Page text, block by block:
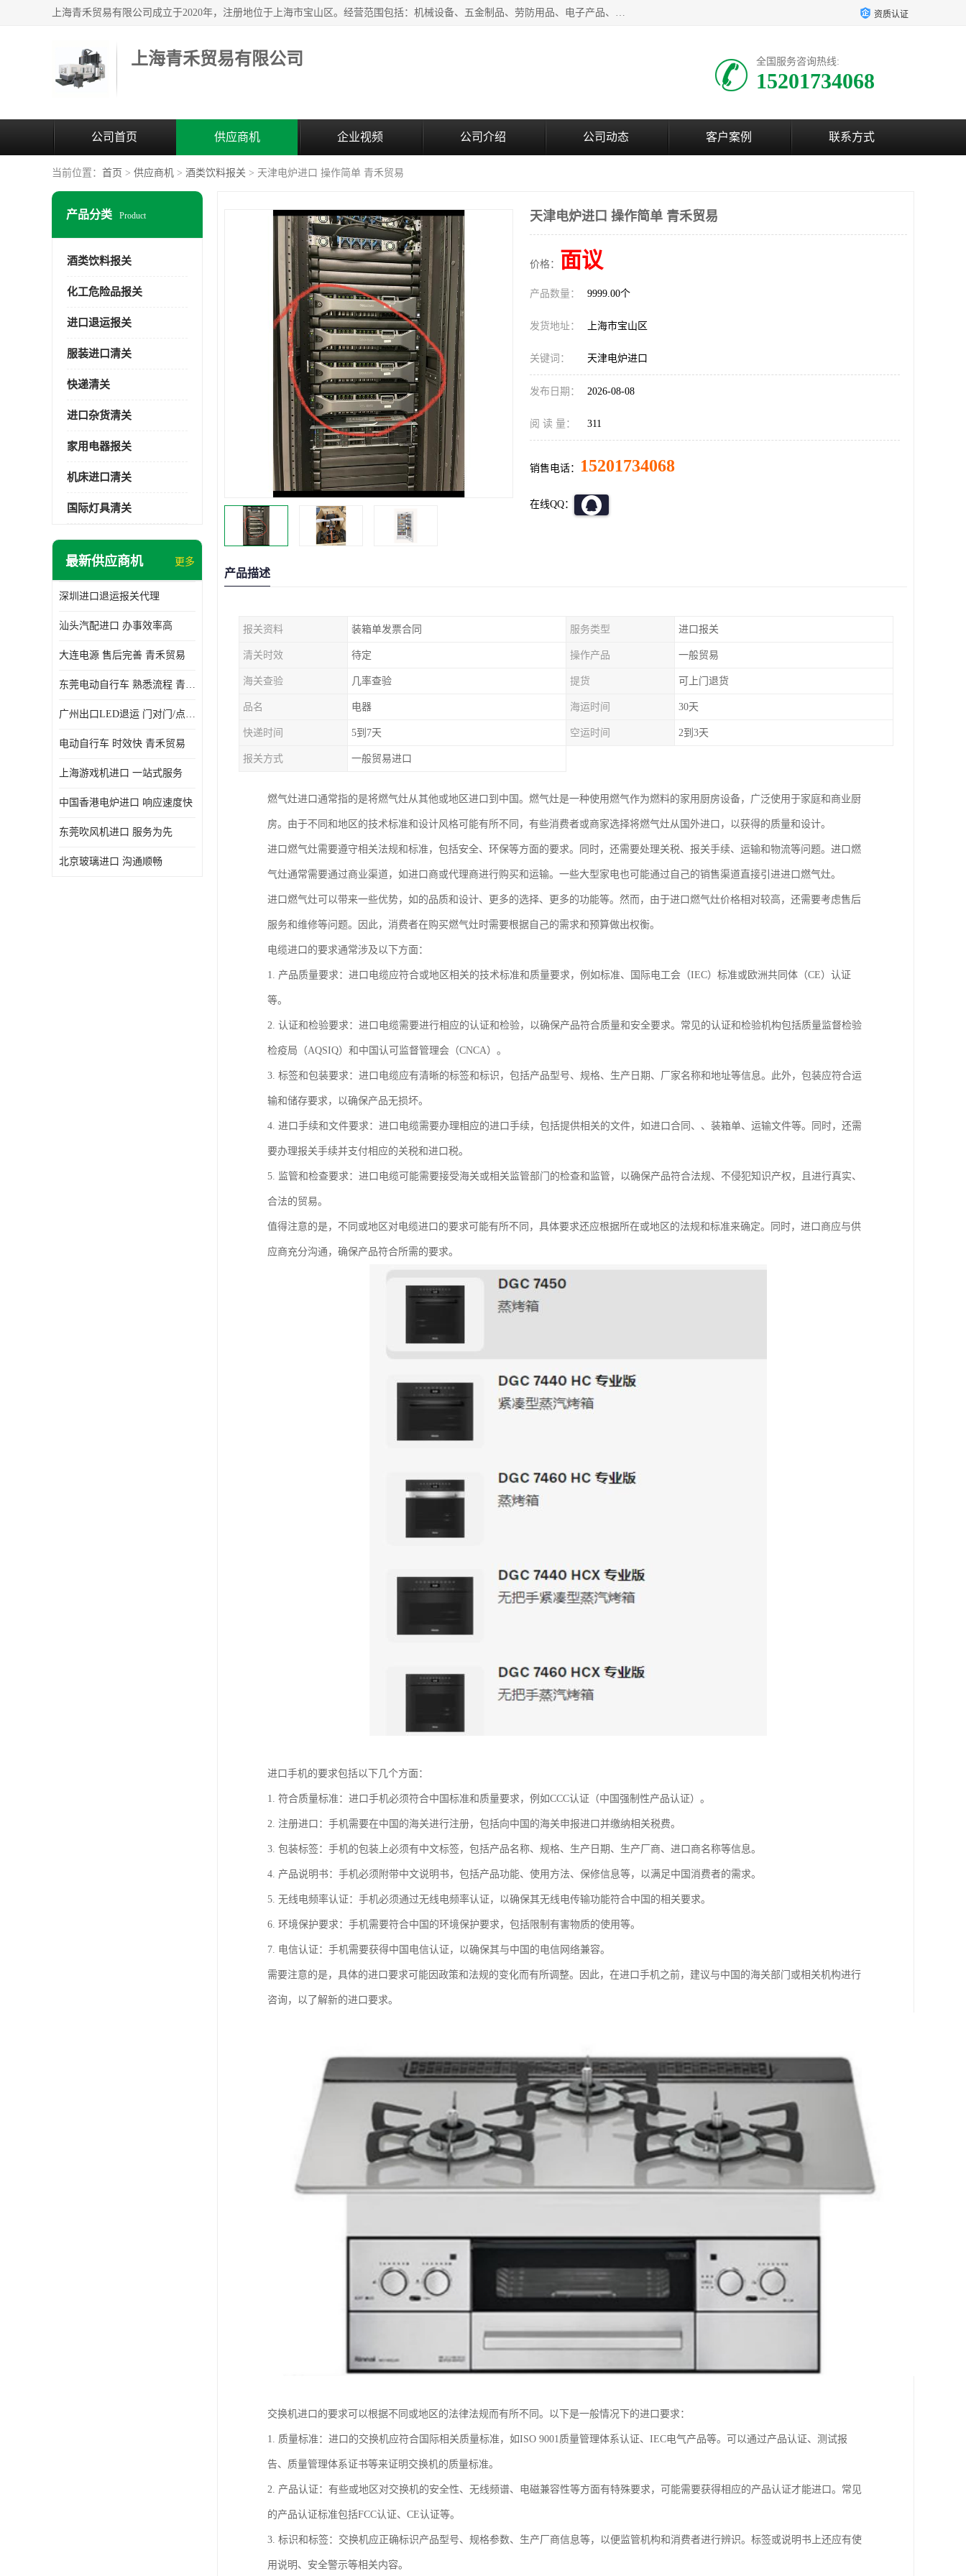
上海青禾贸易有限公司成立于2020年，注册地位于上海市宝山区。经营范围包括：机械设备、五金制品、劳防用品、电子产品、塑胶制品、家具、模具、纺织品、仪器仪表、建筑材料、装饰材料、化工产品、金属制品、机车配件等货物进出口报关、清关服务。 资质认证
上海青禾贸易有限公司 全国服务咨询热线:
15201734068
公司首页 供应商机 企业视频 公司介绍 公司动态 客户案例 联系方式
当前位置： 首页 > 供应商机 > 酒类饮料报关 > 天津电炉进口 操作简单 青禾贸易
产品分类 Product
酒类饮料报关
化工危险品报关
进口退运报关
服装进口清关
快递清关
进口杂货清关
家用电器报关
机床进口清关
国际灯具清关
最新供应商机 更多
深圳进口退运报关代理
汕头汽配进口 办事效率高
大连电源 售后完善 青禾贸易
东莞电动自行车 熟悉流程 青禾贸易
广州出口LED退运 门对门/点对点
电动自行车 时效快 青禾贸易
上海游戏机进口 一站式服务
中国香港电炉进口 响应速度快
东莞吹风机进口 服务为先
北京玻璃进口 沟通顺畅
天津电炉进口 操作简单 青禾贸易
价格： 面议
产品数量： 9999.00个
发货地址： 上海市宝山区
关键词： 天津电炉进口
发布日期： 2026-08-08
阅 读 量： 311
销售电话： 15201734068
在线QQ：
产品描述
报关资料 装箱单发票合同 服务类型 进口报关
清关时效 待定 操作产品 一般贸易
海关查验 几率查验 提货 可上门退货
品名 电器 海运时间 30天
快递时间 5到7天 空运时间 2到3天
报关方式 一般贸易进口
燃气灶进口通常指的是将燃气灶从其他或地区进口到中国。燃气灶是一种使用燃气作为燃料的家用厨房设备，广泛使用于家庭和商业厨
房。由于不同和地区的技术标准和设计风格可能有所不同，有些消费者或商家选择将燃气灶从国外进口，以获得的质量和设计。
进口燃气灶需要遵守相关法规和标准，包括安全、环保等方面的要求。同时，还需要处理关税、报关手续、运输和物流等问题。进口燃
气灶通常需要通过商业渠道，如进口商或代理商进行购买和运输。一些大型家电也可能通过自己的销售渠道直接引进进口燃气灶。
进口燃气灶可以带来一些优势，如的品质和设计、更多的选择、更多的功能等。然而，由于进口燃气灶价格相对较高，还需要考虑售后
服务和维修等问题。因此，消费者在购买燃气灶时需要根据自己的需求和预算做出权衡。
电缆进口的要求通常涉及以下方面：
1. 产品质量要求：进口电缆应符合或地区相关的技术标准和质量要求，例如标准、国际电工会（IEC）标准或欧洲共同体（CE）认证
等。
2. 认证和检验要求：进口电缆需要进行相应的认证和检验，以确保产品符合质量和安全要求。常见的认证和检验机构包括质量监督检验
检疫局（AQSIQ）和中国认可监督管理会（CNCA）。
3. 标签和包装要求：进口电缆应有清晰的标签和标识，包括产品型号、规格、生产日期、厂家名称和地址等信息。此外，包装应符合运
输和储存要求，以确保产品无损坏。
4. 进口手续和文件要求：进口电缆需要办理相应的进口手续，包括提供相关的文件，如进口合同、、装箱单、运输文件等。同时，还需
要办理报关手续并支付相应的关税和进口税。
5. 监管和检查要求：进口电缆可能需要接受海关或相关监管部门的检查和监管，以确保产品符合法规、不侵犯知识产权，且进行真实、
合法的贸易。
值得注意的是，不同或地区对电缆进口的要求可能有所不同，具体要求还应根据所在或地区的法规和标准来确定。同时，进口商应与供
应商充分沟通，确保产品符合所需的要求。
进口手机的要求包括以下几个方面：
1. 符合质量标准：进口手机必须符合中国标准和质量要求，例如CCC认证（中国强制性产品认证）。
2. 注册进口：手机需要在中国的海关进行注册，包括向中国的海关申报进口并缴纳相关税费。
3. 包装标签：手机的包装上必须有中文标签，包括产品名称、规格、生产日期、生产厂商、进口商名称等信息。
4. 产品说明书：手机必须附带中文说明书，包括产品功能、使用方法、保修信息等，以满足中国消费者的需求。
5. 无线电频率认证：手机必须通过无线电频率认证，以确保其无线电传输功能符合中国的相关要求。
6. 环境保护要求：手机需要符合中国的环境保护要求，包括限制有害物质的使用等。
7. 电信认证：手机需要获得中国电信认证，以确保其与中国的电信网络兼容。
需要注意的是，具体的进口要求可能因政策和法规的变化而有所调整。因此，在进口手机之前，建议与中国的海关部门或相关机构进行
咨询，以了解新的进口要求。
交换机进口的要求可以根据不同或地区的法律法规而有所不同。以下是一般情况下的进口要求：
1. 质量标准：进口的交换机应符合国际相关质量标准，如ISO 9001质量管理体系认证、IEC电气产品等。可以通过产品认证、测试报
告、质量管理体系证书等来证明交换机的质量标准。
2. 产品认证：有些或地区对交换机的安全性、无线频谱、电磁兼容性等方面有特殊要求，可能需要获得相应的产品认证才能进口。常见
的产品认证标准包括FCC认证、CE认证等。
3. 标识和标签：交换机应正确标识产品型号、规格参数、生产厂商信息等，以便监管机构和消费者进行辨识。标签或说明书上还应有使
用说明、安全警示等相关内容。